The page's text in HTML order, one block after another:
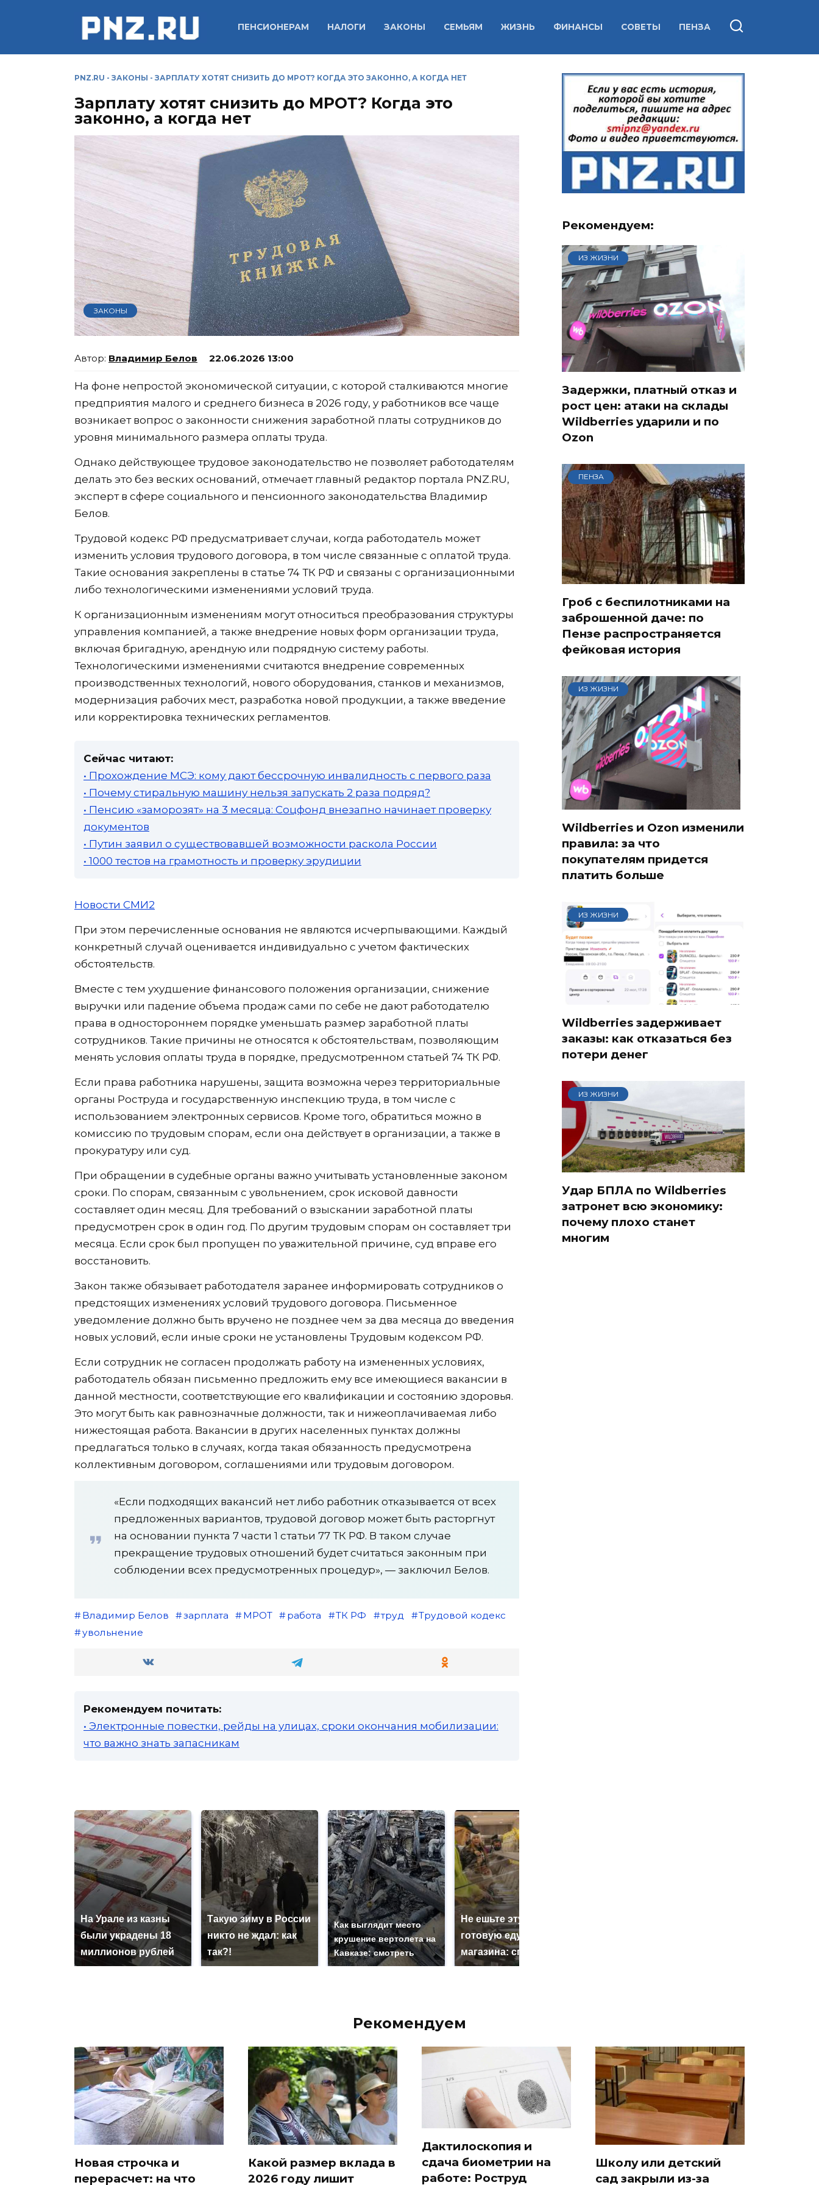
ПЕНСИОНЕРАМ НАЛОГИ ЗАКОНЫ СЕМЬЯМ ЖИЗНЬ ФИНАНСЫ СОВЕТЫ ПЕНЗА
PNZ.RU - ЗАКОНЫ - ЗАРПЛАТУ ХОТЯТ СНИЗИТЬ ДО МРОТ? КОГДА ЭТО ЗАКОННО, А КОГДА НЕТ
Зарплату хотят снизить до МРОТ? Когда это
законно, а когда нет
ЗАКОНЫ
Владимир Белов 22.06.2026 13:00
На фоне непростой экономической ситуации, с которой сталкиваются многие
предприятия малого и среднего бизнеса в 2026 году, у работников все чаще
возникает вопрос о законности снижения заработной платы сотрудников до
уровня минимального размера оплаты труда.
Однако действующее трудовое законодательство не позволяет работодателям
делать это без веских оснований, отмечает главный редактор портала PNZ.RU,
эксперт в сфере социального и пенсионного законодательства Владимир
Белов.
Трудовой кодекс РФ предусматривает случаи, когда работодатель может
изменить условия трудового договора, в том числе связанные с оплатой труда.
Такие основания закреплены в статье 74 ТК РФ и связаны с организационными
либо технологическими изменениями условий труда.
К организационным изменениям могут относиться преобразования структуры
управления компанией, а также внедрение новых форм организации труда,
включая бригадную, арендную или подрядную систему работы.
Технологическими изменениями считаются внедрение современных
производственных технологий, нового оборудования, станков и механизмов,
модернизация рабочих мест, разработка новой продукции, а также введение
или корректировка технических регламентов.
Сейчас читают:
• Прохождение МСЭ: кому дают бессрочную инвалидность с первого раза
• Почему стиральную машину нельзя запускать 2 раза подряд?
• Пенсию «заморозят» на 3 месяца: Соцфонд внезапно начинает проверку
документов
• Путин заявил о существовавшей возможности раскола России
• 1000 тестов на грамотность и проверку эрудиции
Новости СМИ2
При этом перечисленные основания не являются исчерпывающими. Каждый
конкретный случай оценивается индивидуально с учетом фактических
обстоятельств.
Вместе с тем ухудшение финансового положения организации, снижение
выручки или падение объема продаж сами по себе не дают работодателю
права в одностороннем порядке уменьшать размер заработной платы
сотрудников. Такие причины не относятся к обстоятельствам, позволяющим
менять условия оплаты труда в порядке, предусмотренном статьей 74 ТК РФ.
Если права работника нарушены, защита возможна через территориальные
органы Роструда и государственную инспекцию труда, в том числе с
использованием электронных сервисов. Кроме того, обратиться можно в
комиссию по трудовым спорам, если она действует в организации, а также в
прокуратуру или суд.
При обращении в судебные органы важно учитывать установленные законом
сроки. По спорам, связанным с увольнением, срок исковой давности
составляет один месяц. Для требований о взыскании заработной платы
предусмотрен срок в один год. По другим трудовым спорам он составляет три
месяца. Если срок был пропущен по уважительной причине, суд вправе его
восстановить.
Закон также обязывает работодателя заранее информировать сотрудников о
предстоящих изменениях условий трудового договора. Письменное
уведомление должно быть вручено не позднее чем за два месяца до введения
новых условий, если иные сроки не установлены Трудовым кодексом РФ.
Если сотрудник не согласен продолжать работу на измененных условиях,
работодатель обязан письменно предложить ему все имеющиеся вакансии в
данной местности, соответствующие его квалификации и состоянию здоровья.
Это могут быть как равнозначные должности, так и нижеоплачиваемая либо
нижестоящая работа. Вакансии в других населенных пунктах должны
предлагаться только в случаях, когда такая обязанность предусмотрена
коллективным договором, соглашениями или трудовым договором.
«Если подходящих вакансий нет либо работник отказывается от всех
предложенных вариантов, трудовой договор может быть расторгнут
на основании пункта 7 части 1 статьи 77 ТК РФ. В таком случае
прекращение трудовых отношений будет считаться законным при
соблюдении всех предусмотренных процедур», — заключил Белов.
Владимир Белов зарплата МРОТ работа ТК РФ труд
Трудовой кодекс
увольнение
Рекомендуем почитать:
• Электронные повестки, рейды на улицах, сроки окончания мобилизации:
что важно знать запасникам
На Урале из казны
были украдены 18
миллионов рублей
Такую зиму в России
никто не ждал: как
так?!
Как выглядит место
крушение вертолета на
Кавказе: смотреть
Не ешьте эту
готовую еду из
магазина: список
Рекомендуем:
ИЗ ЖИЗНИ
Задержки, платный отказ и
рост цен: атаки на склады
Wildberries ударили и по
Ozon
ПЕНЗА
Гроб с беспилотниками на
заброшенной даче: по
Пензе распространяется
фейковая история
ИЗ ЖИЗНИ
Wildberries и Ozon изменили
правила: за что
покупателям придется
платить больше
ИЗ ЖИЗНИ
Wildberries задерживает
заказы: как отказаться без
потери денег
ИЗ ЖИЗНИ
Удар БПЛА по Wildberries
затронет всю экономику:
почему плохо станет
многим
Рекомендуем
Новая строчка и
перерасчет: на что
Какой размер вклада в
2026 году лишит
Дактилоскопия и
сдача биометрии на
работе: Роструд
Школу или детский
сад закрыли из-за